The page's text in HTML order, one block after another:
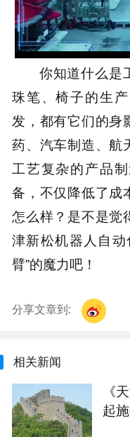
Loaded:
26.79%
你知道什么是
珠笔、椅子的生
发，都有它们的身
药、汽车制造、航
工艺复杂的产品
备，不仅降低了成
怎么样？是不是觉
津新松机器人自
臂”的魔力吧！
分享文章到:
相关新闻
《
起